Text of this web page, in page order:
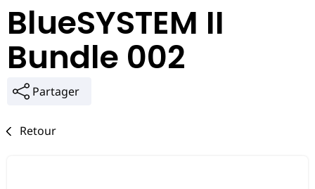
BlueSYSTEM II
Bundle 002
Partager
Retour